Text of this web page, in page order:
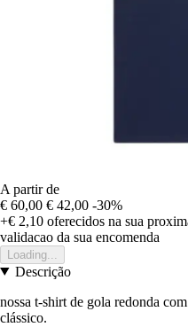
A partir de
€ 60,00 € 42,00 -30%
+€ 2,10 oferecidos na sua
validacao da sua encomenda
Loading...
Descrição
nossa t-shirt de gola redonda
clássico.